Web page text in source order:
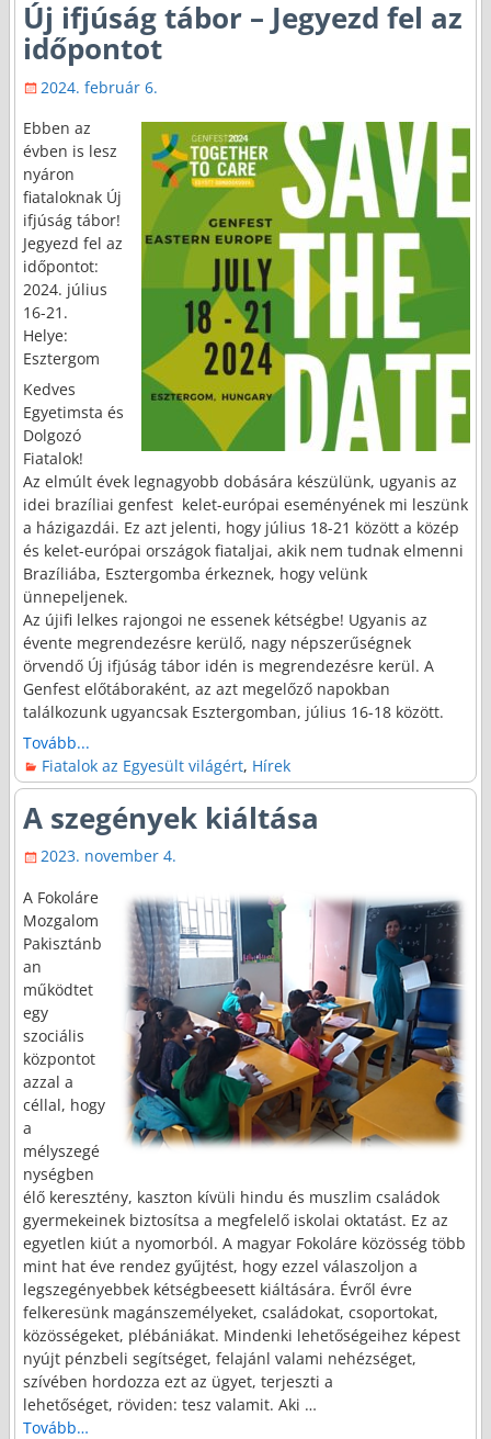
Új ifjúság tábor – Jegyezd fel az
időpontot
2024. február 6.
Ebben az
évben is lesz
nyáron
fiataloknak Új
ifjúság tábor!
Jegyezd fel az
időpontot:
2024. július
16-21.
Helye:
Esztergom
Kedves
Egyetimsta és
Dolgozó
Fiatalok!
Az elmúlt évek legnagyobb dobására készülünk, ugyanis az
idei brazíliai genfest kelet-európai eseményének mi leszünk
a házigazdái. Ez azt jelenti, hogy július 18-21 között a közép
és kelet-európai országok fiataljai, akik nem tudnak elmenni
Brazíliába, Esztergomba érkeznek, hogy velünk
ünnepeljenek.
Az újifi lelkes rajongoi ne essenek kétségbe! Ugyanis az
évente megrendezésre kerülő, nagy népszerűségnek
örvendő Új ifjúság tábor idén is megrendezésre kerül. A
Genfest előtáboraként, az azt megelőző napokban
találkozunk ugyancsak Esztergomban, július 16-18 között.
Tovább...
Fiatalok az Egyesült világért, Hírek
A szegények kiáltása
2023. november 4.
A Fokoláre
Mozgalom
Pakisztánb
an
működtet
egy
szociális
központot
azzal a
céllal, hogy
a
mélyszegé
nységben
élő keresztény, kaszton kívüli hindu és muszlim családok
gyermekeinek biztosítsa a megfelelő iskolai oktatást. Ez az
egyetlen kiút a nyomorból. A magyar Fokoláre közösség több
mint hat éve rendez gyűjtést, hogy ezzel válaszoljon a
legszegényebbek kétségbeesett kiáltására. Évről évre
felkeresünk magánszemélyeket, családokat, csoportokat,
közösségeket, plébániákat. Mindenki lehetőségeihez képest
nyújt pénzbeli segítséget, felajánl valami nehézséget,
szívében hordozza ezt az ügyet, terjeszti a
lehetőséget, röviden: tesz valamit. Aki …
Tovább…